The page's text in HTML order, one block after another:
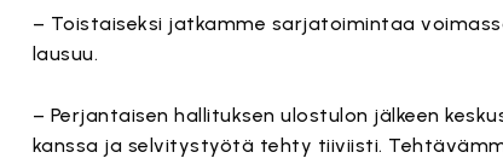
– Toistaiseksi jatkamme sarjatoimintaa
lausuu.
– Perjantaisen hallituksen ulostulon jälkeen
kanssa ja selvitystyötä tehty tiiviisti.